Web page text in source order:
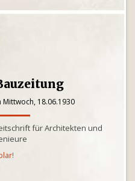
18.06.1930
für Architekten und